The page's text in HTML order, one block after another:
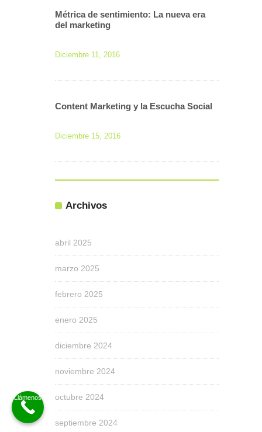
Métrica de sentimiento: La nueva era
del marketing
Diciembre 11, 2016
Content Marketing y la Escucha Social
Diciembre 15, 2016
Archivos
abril 2025
marzo 2025
febrero 2025
enero 2025
diciembre 2024
noviembre 2024
octubre 2024
septiembre 2024